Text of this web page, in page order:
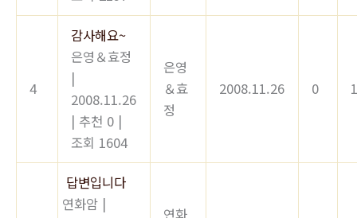
4
감사해요~
은영＆효정
|
2008.11.26
| 추천 0 |
조회 1604
은영
＆효
정
2008.11.26 0
답변입니다
연화암 |
연화